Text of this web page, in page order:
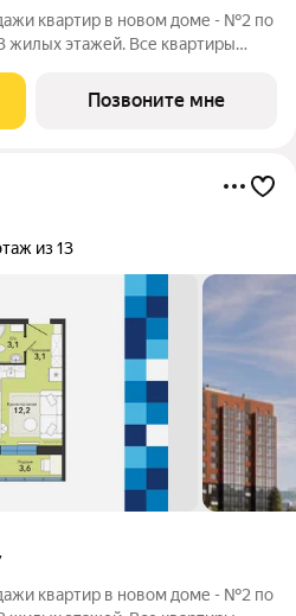
квартир в новом доме - №2 по
жилых этажей. Все квартиры
В квартирографии,
Позвоните мне
из 13
квартир в новом доме - №2 по